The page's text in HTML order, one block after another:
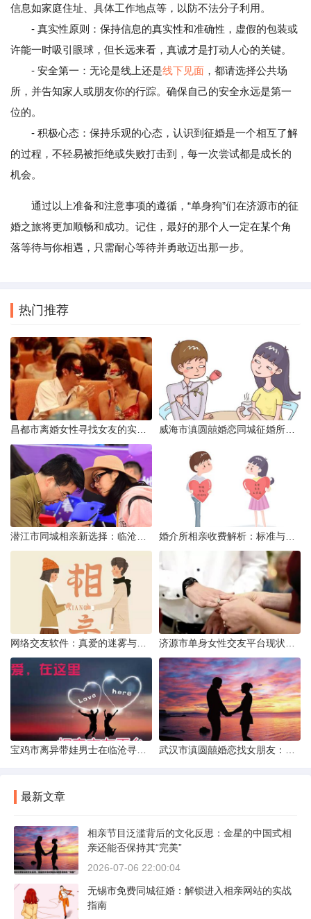
信息如家庭住址、具体工作地点等，以防不法分子利用。
- 真实性原则：保持信息的真实性和准确性，虚假的包装或
许能一时吸引眼球，但长远来看，真诚才是打动人心的关键。
- 安全第一：无论是线上还是线下见面 ，都请选择公共场
所，并告知家人或朋友你的行踪。确保自己的安全永远是第一
位的。
- 积极心态：保持乐观的心态，认识到征婚是一个相互了解
的过程，不轻易被拒绝或失败打击到，每一次尝试都是成长的
机会。
通过以上准备和注意事项的遵循，“单身狗”们在济源市的征
婚之旅将更加顺畅和成功。记住，最好的那个人一定在某个角
落等待与你相遇，只需耐心等待并勇敢迈出那一步。
热门推荐
最新文章
相亲节目泛滥背后的文化反思：金星的中国式相
亲还能否保持其“完美”
2026-07-06 22:00:04
无锡市免费同城征婚：解锁进入相亲网站的实战
指南